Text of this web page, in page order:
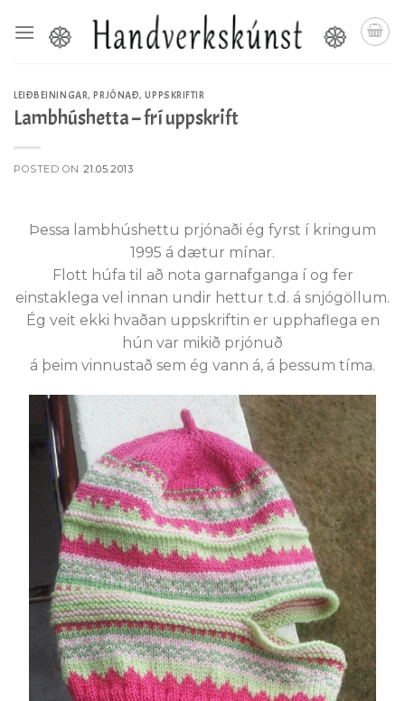
LEIÐBEININGAR,PRJÓNAÐ,UPPSKRIFTIR
Lambhúshetta – frí uppskrift
POSTED ON 21.05.2013
Þessa lambhúshettu prjónaði ég fyrst í kringum
1995 á dætur mínar.
Flott húfa til að nota garnafganga í og fer
einstaklega vel innan undir hettur t.d. á snjógöllum.
Ég veit ekki hvaðan uppskriftin er upphaflega en
hún var mikið prjónuð
á þeim vinnustað sem ég vann á, á þessum tíma.